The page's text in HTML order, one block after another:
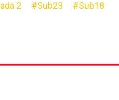
2 #Sub23 #Sub18